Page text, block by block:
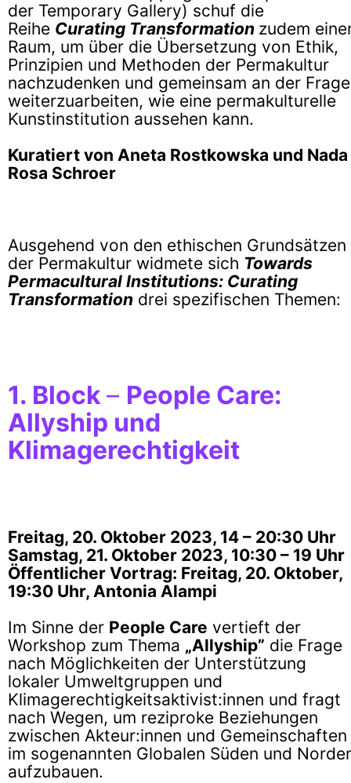
der Temporary Gallery) schuf die
Reihe Curating Transformation zudem
Raum, um über die Übersetzung von Ethik,
Prinzipien und Methoden der Permakultur
nachzudenken und gemeinsam an der Frage
weiterzuarbeiten, wie eine permakulturelle
Kunstinstitution aussehen kann.
Kuratiert von Aneta Rostkowska und Nada
Rosa Schroer
Ausgehend von den ethischen Grundsätzen
der Permakultur widmete sich Towards
Permacultural Institutions: Curating
Transformation drei spezifischen Themen:
1. Block– People Care:
Allyship und
Klimagerechtigkeit
Freitag, 20. Oktober 2023, 14 – 20:30 Uhr
Samstag, 21. Oktober 2023, 10:30 – 19 Uhr
Öffentlicher Vortrag: Freitag, 20. Oktober,
19:30 Uhr, Antonia Alampi
Im Sinne der People Care vertieft der
Workshop zum Thema „Allyship” die Frage
nach Möglichkeiten der Unterstützung
lokaler Umweltgruppen und
Klimagerechtigkeitsaktivist:innen und fragt
nach Wegen, um reziproke Beziehungen
zwischen Akteur:innen und Gemeinschaften
im sogenannten Globalen Süden und
aufzubauen.